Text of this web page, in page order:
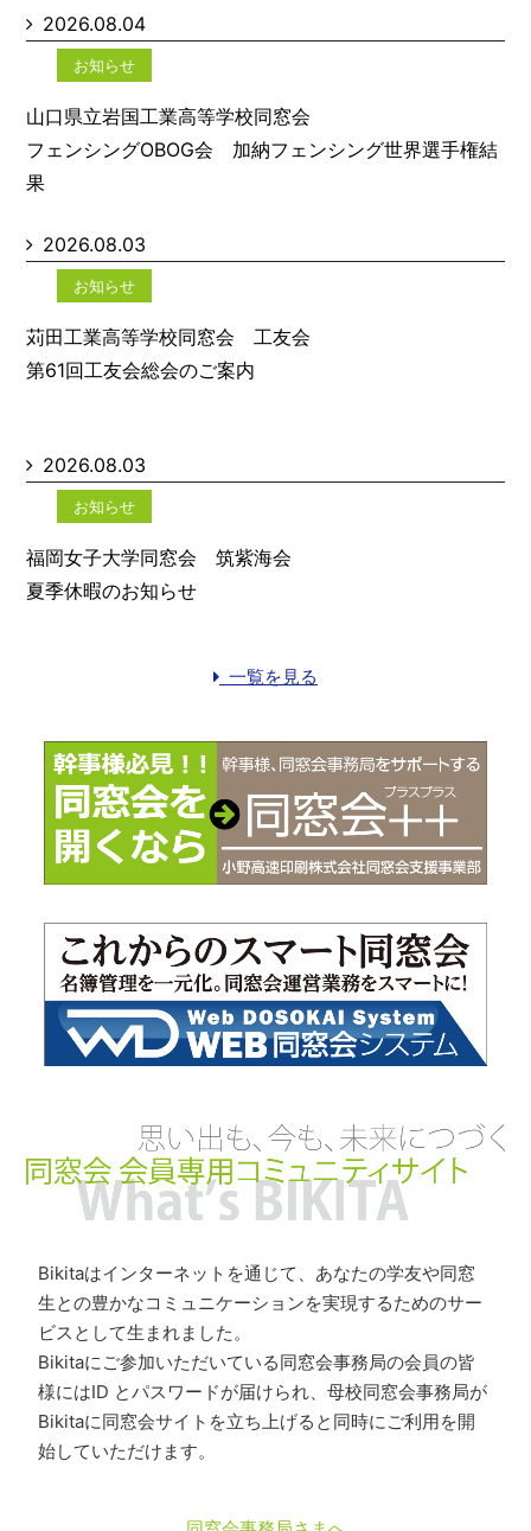
2026.08.04
お知らせ
山口県立岩国工業高等学校同窓会
フェンシングOBOG会 加納フェンシング世界選手権結
果
2026.08.03
お知らせ
苅田工業高等学校同窓会 工友会
第61回工友会総会のご案内
2026.08.03
お知らせ
福岡女子大学同窓会 筑紫海会
夏季休暇のお知らせ
一覧を見る
Bikitaはインターネットを通じて、あなたの学友や同窓
生との豊かなコミュニケーションを実現するためのサー
ビスとして生まれました。
Bikitaにご参加いただいている同窓会事務局の会員の皆
様にはID とパスワードが届けられ、母校同窓会事務局が
Bikitaに同窓会サイトを立ち上げると同時にご利用を開
始していただけます。